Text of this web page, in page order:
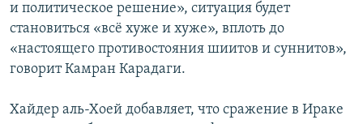
и политическое решение», ситуация будет
становиться «всё хуже и хуже», вплоть до
«настоящего противостояния шиитов и суннитов»,
говорит Камран Карадаги.
Хайдер аль-Хоей добавляет, что сражение в Ираке